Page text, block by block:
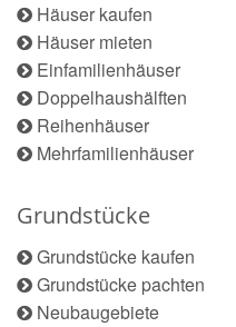
Häuser kaufen
Häuser mieten
Einfamilienhäuser
Doppelhaushälften
Reihenhäuser
Mehrfamilienhäuser
Grundstücke
Grundstücke kaufen
Grundstücke pachten
Neubaugebiete